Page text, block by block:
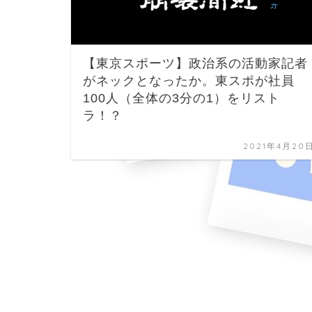
【東京スポーツ】政治系の活動家記者
がネックとなったか。東スポが社員
100人（全体の3分の1）をリスト
ラ！？
2021年4月20